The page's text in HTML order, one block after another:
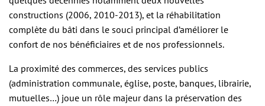
constructions (2006, 2010-2013), et la réhabilitation
complète du bâti dans le souci principal d’améliorer le
confort de nos bénéficiaires et de nos professionnels.
La proximité des commerces, des services publics
(administration communale, église, poste, banques, librairie,
mutuelles…) joue un rôle majeur dans la préservation des